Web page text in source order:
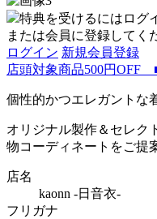
特典を受けるにはログ
または会員に登録してく
ログイン 新規会員登録
店頭対象商品500円OFF
個性的かつエレガントな
オリジナル製作＆セレク
物コーディネートをご提
店名
kaonn -日音衣-
フリガナ